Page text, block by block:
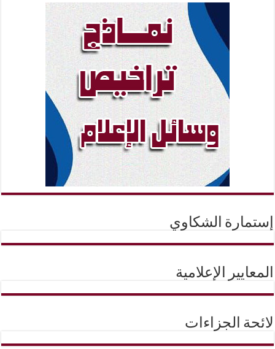
إستمارة الشكاوي
المعايير الإعلامية
لائحة الجزاءات